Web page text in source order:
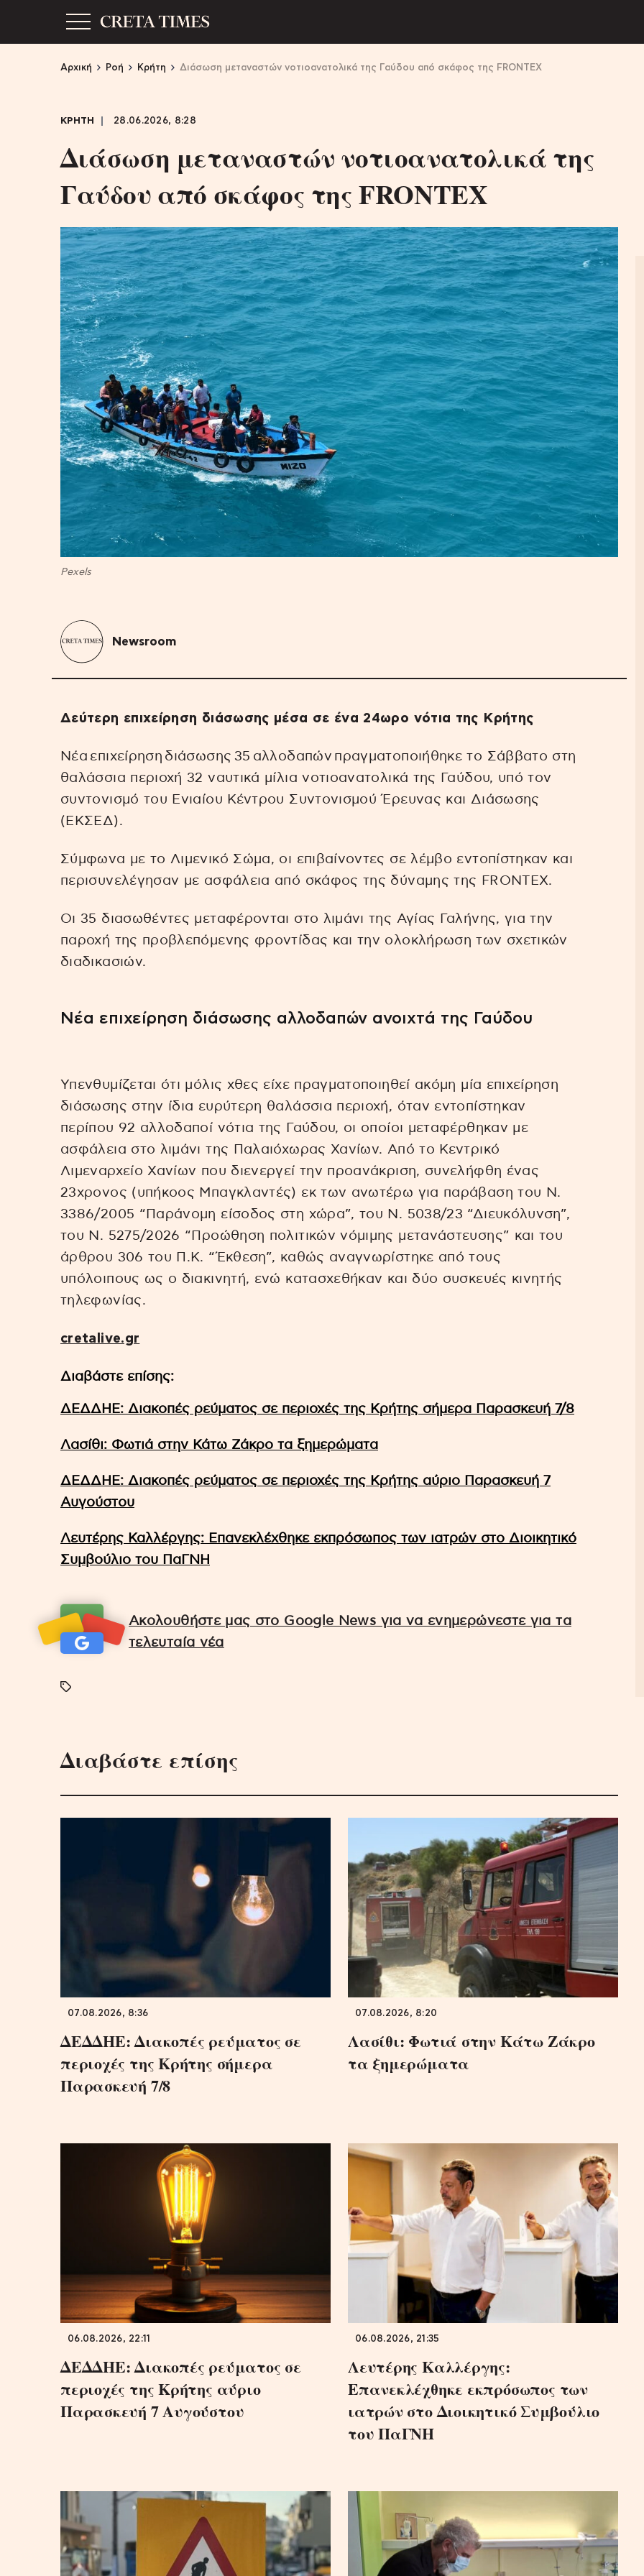
Αρχική Ροή Κρήτη Διάσωση μεταναστών νοτιοανατολικά της Γαύδου από σκάφος της FRONTEX
ΚΡΗΤΗ 28.06.2026, 8:28
Διάσωση μεταναστών νοτιοανατολικά της
Γαύδου από σκάφος της FRONTEX
Pexels
Newsroom
Δεύτερη επιχείρηση διάσωσης μέσα σε ένα 24ωρο νότια της Κρήτης
Νέα επιχείρηση διάσωσης 35 αλλοδαπών πραγματοποιήθηκε το Σάββατο στη
θαλάσσια περιοχή 32 ναυτικά μίλια νοτιοανατολικά της Γαύδου, υπό τον
συντονισμό του Ενιαίου Κέντρου Συντονισμού Έρευνας και Διάσωσης
(ΕΚΣΕΔ).
Σύμφωνα με το Λιμενικό Σώμα, οι επιβαίνοντες σε λέμβο εντοπίστηκαν και
περισυνελέγησαν με ασφάλεια από σκάφος της δύναμης της FRONTEX.
Οι 35 διασωθέντες μεταφέρονται στο λιμάνι της Αγίας Γαλήνης, για την
παροχή της προβλεπόμενης φροντίδας και την ολοκλήρωση των σχετικών
διαδικασιών.
Νέα επιχείρηση διάσωσης αλλοδαπών ανοιχτά της Γαύδου
Υπενθυμίζεται ότι μόλις χθες είχε πραγματοποιηθεί ακόμη μία επιχείρηση
διάσωσης στην ίδια ευρύτερη θαλάσσια περιοχή, όταν εντοπίστηκαν
περίπου 92 αλλοδαποί νότια της Γαύδου, οι οποίοι μεταφέρθηκαν με
ασφάλεια στο λιμάνι της Παλαιόχωρας Χανίων. Από το Κεντρικό
Λιμεναρχείο Χανίων που διενεργεί την προανάκριση, συνελήφθη ένας
23χρονος (υπήκοος Μπαγκλαντές) εκ των ανωτέρω για παράβαση του Ν.
3386/2005 “Παράνομη είσοδος στη χώρα”, του Ν. 5038/23 “Διευκόλυνση”,
του Ν. 5275/2026 “Προώθηση πολιτικών νόμιμης μετανάστευσης” και του
άρθρου 306 του Π.Κ. “Έκθεση”, καθώς αναγνωρίστηκε από τους
υπόλοιπους ως ο διακινητή, ενώ κατασχεθήκαν και δύο συσκευές κινητής
τηλεφωνίας.
cretalive.gr
Διαβάστε επίσης:
ΔΕΔΔΗΕ: Διακοπές ρεύματος σε περιοχές της Κρήτης σήμερα Παρασκευή 7/8
Λασίθι: Φωτιά στην Κάτω Ζάκρο τα ξημερώματα
ΔΕΔΔΗΕ: Διακοπές ρεύματος σε περιοχές της Κρήτης αύριο Παρασκευή 7
Αυγούστου
Λευτέρης Καλλέργης: Επανεκλέχθηκε εκπρόσωπος των ιατρών στο Διοικητικό
Συμβούλιο του ΠαΓΝΗ
Ακολουθήστε μας στο Google News για να ενημερώνεστε για τα
τελευταία νέα
Διαβάστε επίσης
07.08.2026, 8:36
ΔΕΔΔΗΕ: Διακοπές ρεύματος σε
περιοχές της Κρήτης σήμερα
Παρασκευή 7/8
07.08.2026, 8:20
Λασίθι: Φωτιά στην Κάτω Ζάκρο
τα ξημερώματα
06.08.2026, 22:11
ΔΕΔΔΗΕ: Διακοπές ρεύματος σε
περιοχές της Κρήτης αύριο
Παρασκευή 7 Αυγούστου
06.08.2026, 21:35
Λευτέρης Καλλέργης:
Επανεκλέχθηκε εκπρόσωπος των
ιατρών στο Διοικητικό Συμβούλιο
του ΠαΓΝΗ